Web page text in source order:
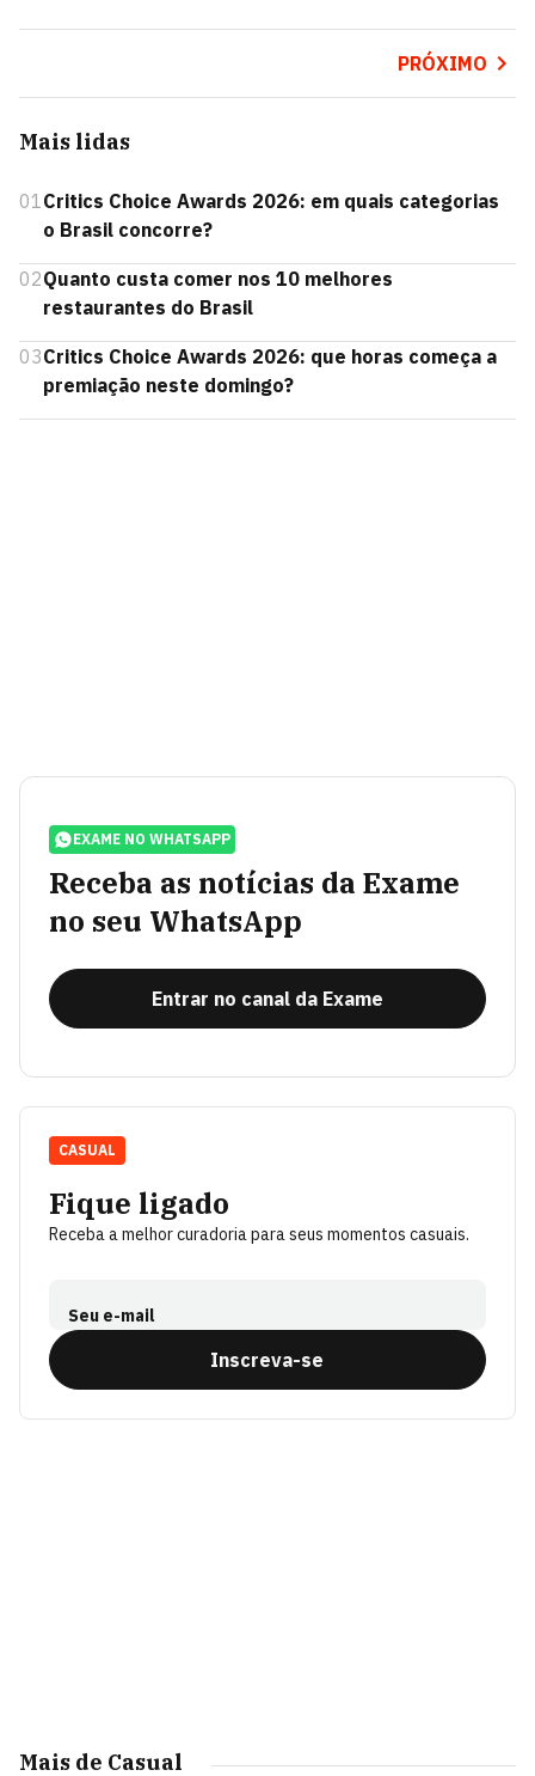
PRÓXIMO
Mais lidas
01Critics Choice Awards 2026: em quais categorias
o Brasil concorre?
02Quanto custa comer nos 10 melhores
restaurantes do Brasil
03Critics Choice Awards 2026: que horas começa a
premiação neste domingo?
EXAME NO WHATSAPP
Receba as notícias da Exame
no seu WhatsApp
Entrar no canal da Exame
Fique ligado
Receba a melhor curadoria para seus momentos casuais.
Seu e-mail
Inscreva-se
CASUAL
Mais de Casual